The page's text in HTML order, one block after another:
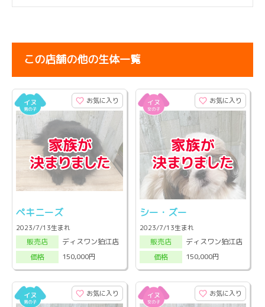
この店舗の他の生体一覧
お気に入り
ペキニーズ
2023/7/13生まれ
販売店
ディスワン狛江店
価格
150,000円
お気に入り
シー・ズー
2023/7/13生まれ
販売店
ディスワン狛江店
価格
150,000円
お気に入り お気に入り